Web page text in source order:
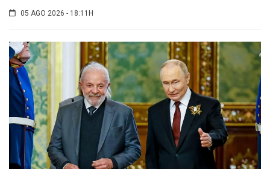
05 AGO 2026 - 18:11H